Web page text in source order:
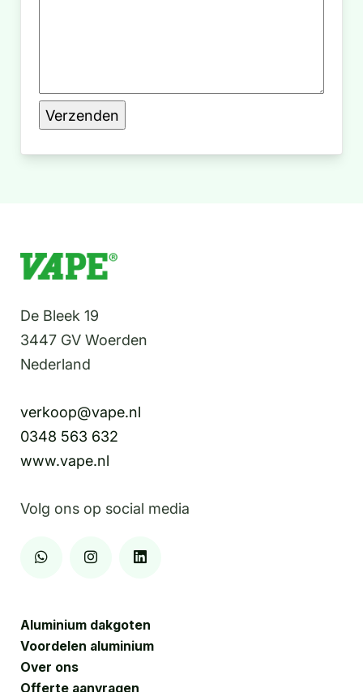
De Bleek 19
3447 GV Woerden
Nederland
verkoop@vape.nl
0348 563 632
www.vape.nl
Volg ons op social media
Aluminium dakgoten
Voordelen aluminium
Over ons
Offerte aanvragen